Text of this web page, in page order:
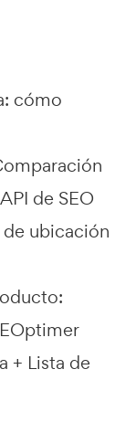
cómo
de SEO
ubicación
+ Lista de